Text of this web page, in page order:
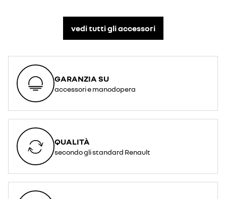
vedi tutti gli accessori​
GARANZIA SU
accessori e manodopera
QUALITÀ
secondo gli standard Renault